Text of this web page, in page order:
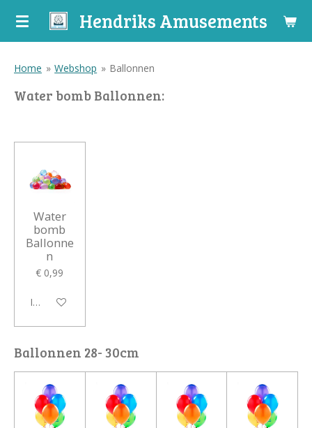
Ga
de
Hendriks Amusements
Home » Webshop » Ballonnen
Water bomb Ballonnen:
Water
bomb
Ballonne
n
€ 0,99
In winkelwagen
Ballonnen 28- 30cm